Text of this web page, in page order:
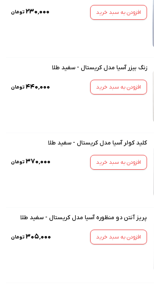
افزودن به سبد خرید ۲۳۰٬۰۰۰ تومان
زنگ بیزر آسیا مدل کریستال - سفید طلا
افزودن به سبد خرید ۴۴۰٬۰۰۰ تومان
کلید کولر آسیا مدل کریستال - سفید طلا
افزودن به سبد خرید ۳۷۰٬۰۰۰ تومان
پریز آنتن دو منظوره آسیا مدل کریستال - سفید طلا
افزودن به سبد خرید ۳۰۵٬۰۰۰ تومان